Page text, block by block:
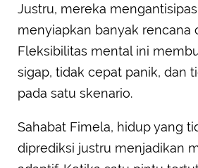
Justru, mereka
menyiapkan banyak rencana
Fleksibilitas mental ini
sigap, tidak cepat panik, dan
pada satu skenario.
Sahabat Fimela, hidup yang
diprediksi justru menjadikan